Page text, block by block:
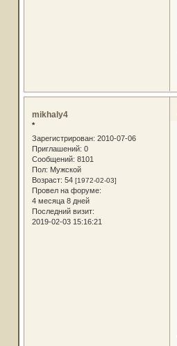
mikhaly4
*
Зарегистрирован: 2010-07-06
Приглашений: 0
Сообщений: 8101
Пол: Мужской
Возраст: 54 [1972-02-03]
Провел на форуме:
4 месяца 8 дней
Последний визит:
2019-02-03 15:16:21